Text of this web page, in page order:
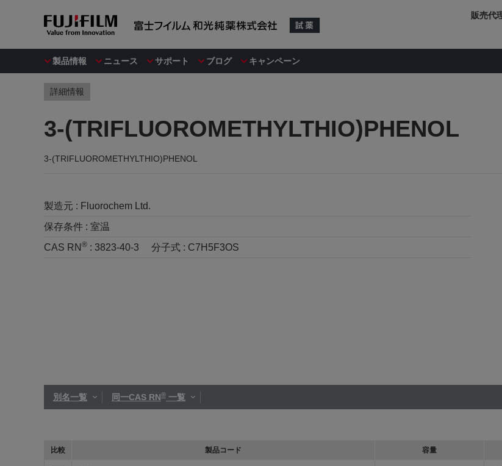
製品情報 ニュース サポート ブログ キャンペーン
販売代
詳細情報
3-(TRIFLUOROMETHYLTHIO)PHENOL
3-(TRIFLUOROMETHYLTHIO)PHENOL
製造元 : Fluorochem Ltd.
保存条件 : 室温
CAS RN ® : 3823-40-3 分子式 : C7H5F3OS
別名一覧 同一CAS RN® 一覧
比較 製品コード 容量